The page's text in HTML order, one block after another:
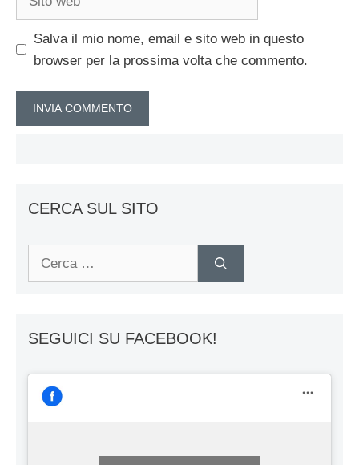
Salva il mio nome, email e sito web in questo
browser per la prossima volta che commento.
CERCA SUL SITO
Ricerca
SEGUICI SU FACEBOOK!